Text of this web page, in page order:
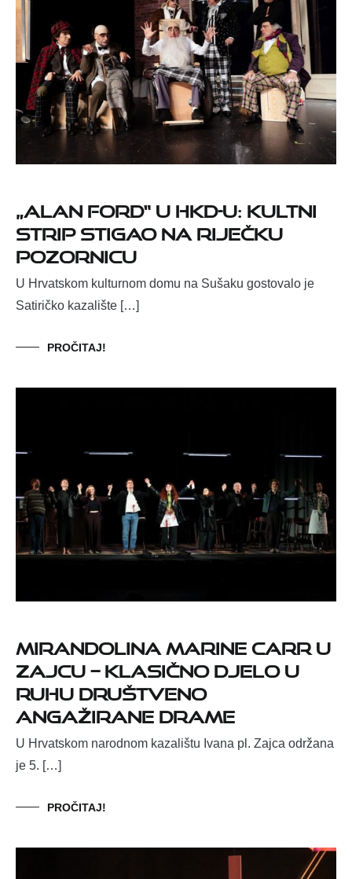
„Alan Ford“ u HKD-u: kultni
strip stigao na riječku
pozornicu
U Hrvatskom kulturnom domu na Sušaku gostovalo je
Satiričko kazalište […]
PROČITAJ!
Mirandolina Marine Carr u
Zajcu – Klasično djelo u
ruhu društveno
angažirane drame
U Hrvatskom narodnom kazalištu Ivana pl. Zajca održana
je 5. […]
PROČITAJ!